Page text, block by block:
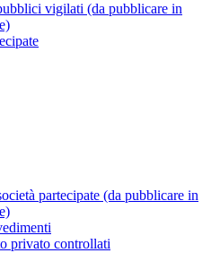
vigilati (da pubblicare in
partecipate (da pubblicare in
privato controllati